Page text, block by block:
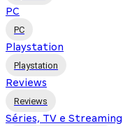
PC
PC
Playstation
Playstation
Reviews
Reviews
Séries, TV e Streaming